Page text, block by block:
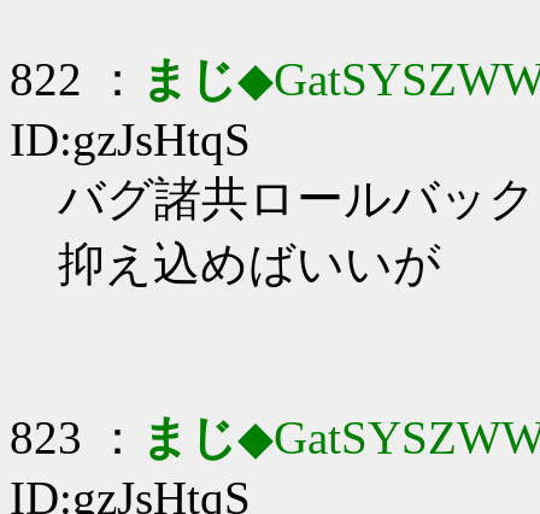
822 ： まじ
ID:gzJsHtqS
バグ諸共ロールバッ
抑え込めばいいが
823 ： まじ
ID:gzJsHtqS